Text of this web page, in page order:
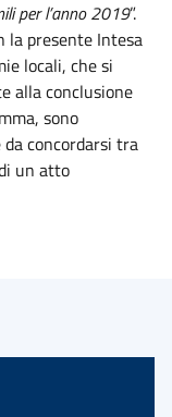
per l’anno 2019”.
la presente Intesa
locali, che si
alla conclusione
sono
concordarsi tra
un atto